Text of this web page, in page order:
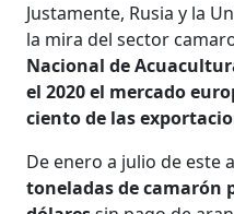
Justamente, Rusia y la
la mira del sector
Nacional de
el 2020 el mercado
ciento de las
De enero a julio de este
toneladas de camarón